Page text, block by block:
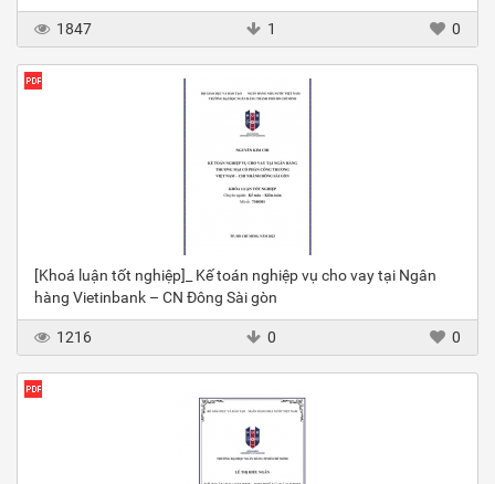
1847 1 0
[Khoá luận tốt nghiệp]_ Kế toán nghiệp vụ cho vay tại Ngân
hàng Vietinbank – CN Đông Sài gòn
1216 0 0